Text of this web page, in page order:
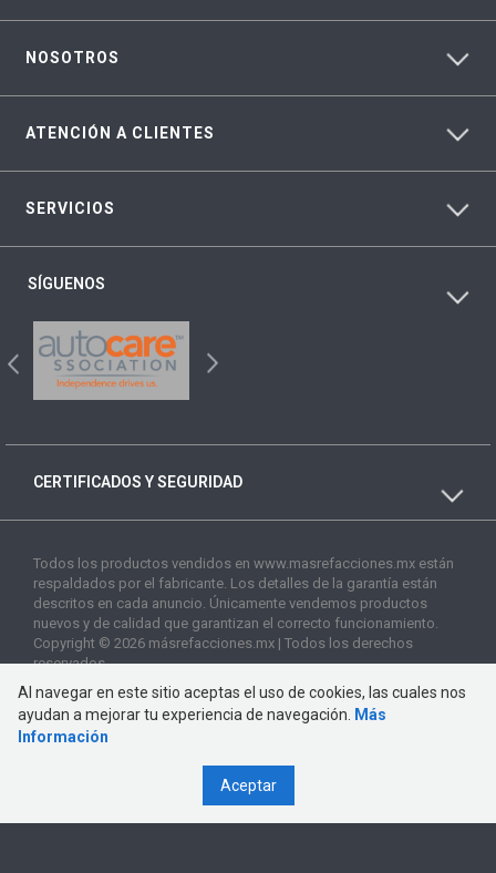
NOSOTROS
ATENCIÓN A CLIENTES
SERVICIOS
SÍGUENOS
CERTIFICADOS Y SEGURIDAD
Todos los productos vendidos en www.masrefacciones.mx están
respaldados por el fabricante. Los detalles de la garantía están
descritos en cada anuncio. Únicamente vendemos productos
nuevos y de calidad que garantizan el correcto funcionamiento.
Copyright © 2026 másrefacciones.mx | Todos los derechos
reservados
Al navegar en este sitio aceptas el uso de cookies, las cuales nos
ayudan a mejorar tu experiencia de navegación.
Más
Información
Aceptar